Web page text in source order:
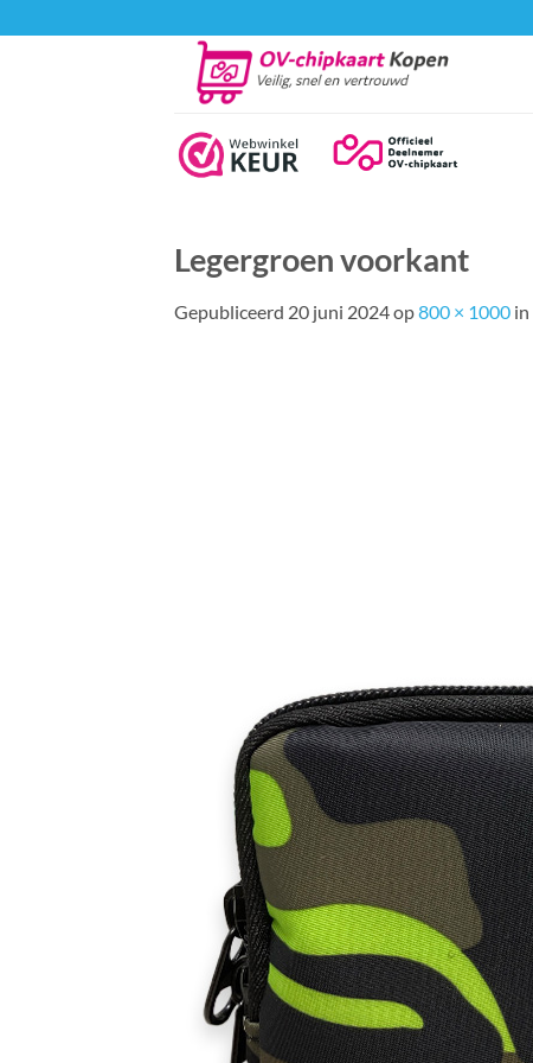
naar
Legergroen voorkant
Gepubliceerd 20 juni 2024op800 × 1000 in